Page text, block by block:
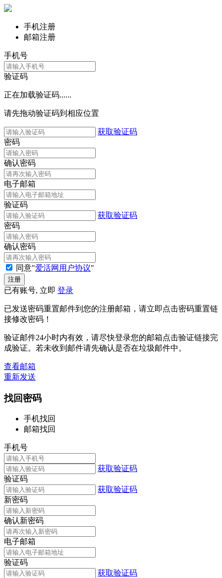
手机注册
邮箱注册
手机号
验证码
正在加载验证码......
请先拖动验证码到相应位置
获取验证码
密码
确认密码
电子邮箱
验证码
获取验证码
密码
确认密码
同意"爱活网用户协议"
已有账号, 立即 登录
已发送密码重置邮件到您的注册邮箱，请立即点击密码重置链
接修改密码！
验证邮件24小时内有效，请尽快登录您的邮箱点击验证链接完
成验证。若未收到邮件请先确认是否在垃圾邮件中。
查看邮箱
重新发送
找回密码
手机找回
邮箱找回
手机号
获取验证码
验证码
获取验证码
新密码
确认新密码
电子邮箱
验证码
获取验证码